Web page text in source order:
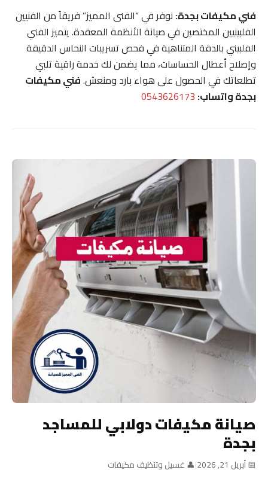
فني مكيفات بجدة: نوفر في “الفنى المميز” فريقاً من الفنيين
الفلبينيين المختصين في صيانة الأنظمة المعقدة. يتميز الفني
الفلبيني بالدقة المتناهية في فحص تسريبات النحاس الدقيقة
وإصلاح أعطال الحساسات، مما يضمن لك خدمة راقية تلبي
تطلعاتك في الحصول على هواء بارد ومنعش.فني مكيفات
بجدة واتساب: 0543626173
صيانة مكيفات دولابي للمساجد
بجدة
📅 أبريل 21, 2026 |👤 غسيل وتنظيف مكيفات